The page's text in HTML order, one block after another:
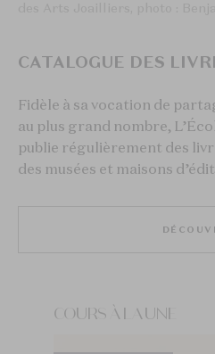
CATALOGUE DES
Fidèle à sa vocation de
au plus grand nombre,
publie régulièrement des
des musées et maisons
COURS À LA UNE